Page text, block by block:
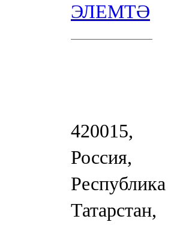
ЭЛЕМТӘ
420015,
Россия,
Республика
Татарстан,